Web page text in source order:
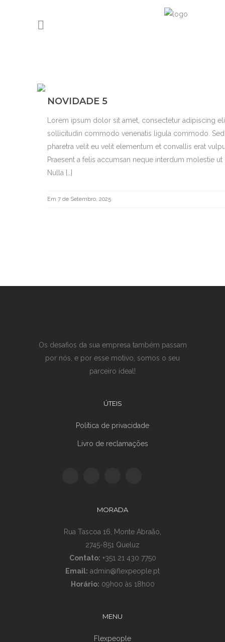
NOVIDADE 5
Lorem ipsum dolor sit amet, consectetur adipiscing
sollicitudin commodo venenatis ligula commodo.
pharetra velit eu velit elementum et convallis erat
Praesent a felis accumsan neque interdum molestie
Nulla […]
Em 7 de Setembro, 2025
Os desafios da sua empresa também passam
por nós, e por esse motivo, somos o seu
parceiro ideal!
ÚTEIS
Política de privacidade
Livro de reclamações
MORADA
Rua Tascoa 16, Monte Abraão,
2745-851 Queluz
Contato: +351 21 430 7750
Email: admin@flexpeople.pt
Horário: 09h00 às 18h00
MENU
Flexpeople